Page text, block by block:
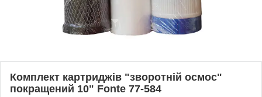
Комплект картриджів "зворотній осмос"
покращений 10" Fonte 77-584